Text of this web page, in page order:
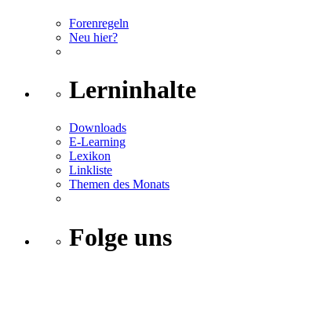
Forenregeln
Neu hier?
Lerninhalte
Downloads
E-Learning
Lexikon
Linkliste
Themen des Monats
Folge uns